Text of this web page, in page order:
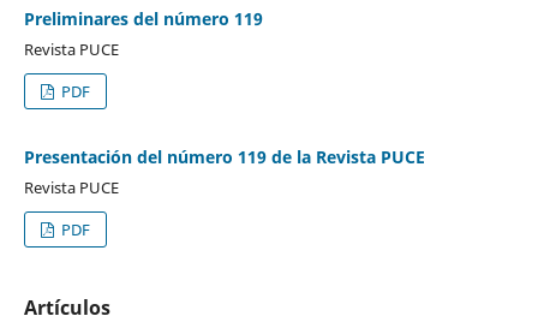
Preliminares del número 119
Revista PUCE
PDF
Presentación del número 119 de la Revista PUCE
Revista PUCE
PDF
Artículos